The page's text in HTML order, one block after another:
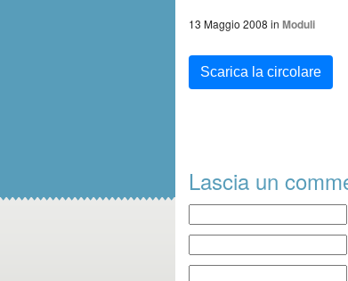
13 Maggio 2008 in Moduli
Scarica la circolare
Lascia un